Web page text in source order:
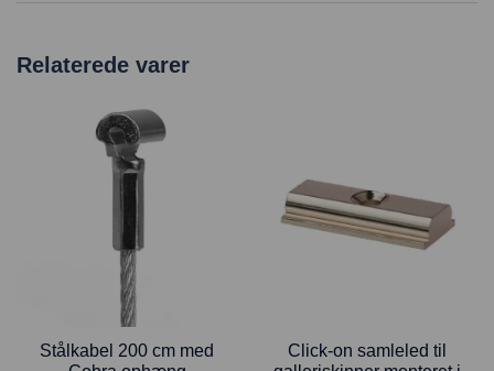
Relaterede varer
Stålkabel 200 cm med
Click-on samleled til